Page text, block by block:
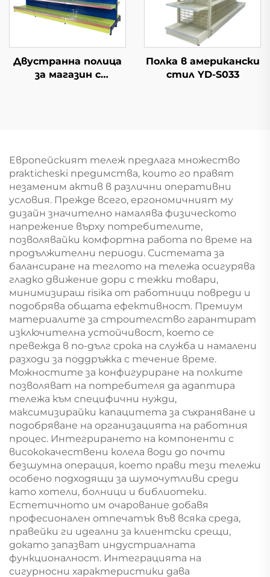
Двустранна полица
за магазин с
Полка в американски
стил YD-S033
Европейският тележ предлага множество
prakticheski предимства, които го правят
незаменим актив в различни оперативни
условия. Прежде всего, ергономичният му
дизайн значително намалява физическото
напрежение върху потребителите,
позволявайки комфортна работа по време на
продължителни периоди. Системата за
балансиране на теглото на тележа осигурява
гладко движение дори с тежки товари,
минимизираш risika от работници повреди и
подобрява общата ефективност. Премиум
материалите за строителство гарантират
изключителна устойчивост, което се
превежда в по-дълг срока на служба и намалени
разходи за поддръжка с течение време.
Можностите за конфигуриране на полките
позволяват на потребителя да адаптира
тележа към специфични нужди,
максимизирайки капацитета за съхраняване и
подобряване на организацията на работния
процес. Интегрирането на компоненти с
висококачествени колела води до почти
безшумна операция, което прави тези тележи
особено подходящи за шумочутливи среди
като хотели, болници и библиотеки.
Естетичното им очарование добавя
професионален отпечатък във всяка среда,
правейки ги идеални за клиентски срещи,
докато запазват индустриалната
функционалност. Интеграцията на
сигурносни характеристики дава